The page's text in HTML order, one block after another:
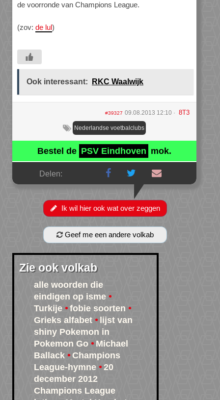
de voorronde van Champions League.
(zov: de lul)
Ook interessant: RKC Waalwijk
#39327 09.08.2013 12:10 8T3
Nederlandse voetbalclubs
Bestel de PSV Eindhoven mok.
Delen:
Ik wil hier ook wat over zeggen
Geef me een andere volkab
Zie ook volkab
alle woorden die
eindigen op isme
Turkije
fobie soorten
Grieks alfabet
lijst van
shiny Pokemon in
Pokemon Go
Michael
Ballack
Champions
League-hymne
20
december 2012
Champions League